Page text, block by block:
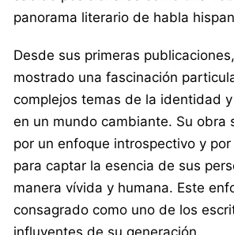
panorama literario de habla
Desde sus primeras
mostrado una fascinación
complejos temas de la identidad
en un mundo cambiante. Su obra
por un enfoque introspectivo y
para captar la esencia de sus
manera vívida y humana. Este
consagrado como uno de los
influyentes de su generación.